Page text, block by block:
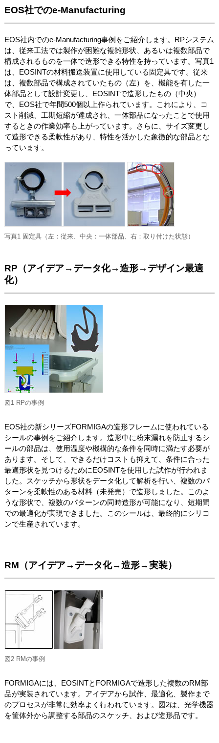
EOS社でのe-Manufacturing
EOS社内でのe-Manufacturing事例をご紹介します。RPシステム
は、従来工法では製作が困難な複雑形状、あるいは複数部品で
構成されるものを一体で造形できる特性を持っています。写真1
は、EOSINTの材料搬送装置に使用している固定具です。従来
は、複数部品で構成されていたもの（左）を、機能を有した一
体部品として設計変更し、EOSINTで造形したもの（中央）
で、EOS社で年間500個以上作られています。これにより、コ
スト削減、工期短縮が達成され、一体部品になったことで使用
するときの作業効率も上がっています。さらに、サイズ変更し
て造形できる柔軟性があり、特性を活かした象徴的な部品とな
っています。
写真1 固定具（左：従来、中央：一体部品、右：取り付けた状態）
RP（アイデア→データ化→造形→デザイン最適
化）
図1 RPの事例
EOS社の新シリーズFORMIGAの造形フレームに使われている
シールの事例をご紹介します。造形中に粉末漏れを防止するシ
ールの部品は、使用温度や機構的な条件を同時に満たす必要が
あります。そして、できるだけコストも抑えて、条件に合った
最適形状を見つけるためにEOSINTを使用した試作が行われま
した。スケッチから形状をデータ化して解析を行い、複数のパ
ターンを柔軟性のある材料（未発売）で造形しました。このよ
うな形状で、複数のパターンの同時造形が可能になり、短期間
での最適化が実現できました。このシールは、最終的にシリコ
ンで生産されています。
RM（アイデア→データ化→造形→実装）
図2 RMの事例
FORMIGAには、EOSINTとFORMIGAで造形した複数のRM部
品が実装されています。アイデアから試作、最適化、製作まで
のプロセスが非常に効率よく行われています。図2は、光学機器
を筐体外から調整する部品のスケッチ、および造形品です。